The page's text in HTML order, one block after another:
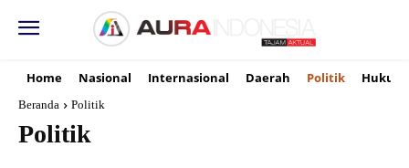
Home Nasional Internasional Daerah Politik Hukum
Beranda Politik
Politik